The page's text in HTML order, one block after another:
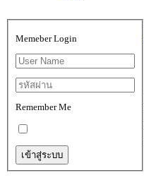
Memeber Login
Remember Me